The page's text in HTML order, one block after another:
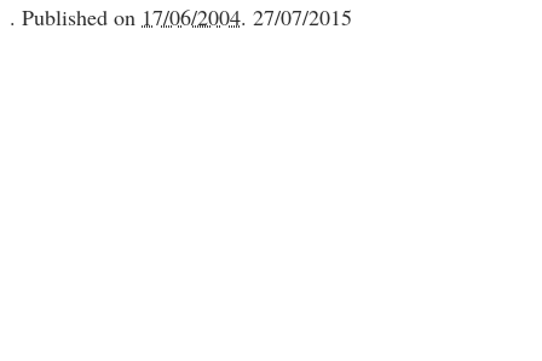
. Published on 17/06/2004. 27/07/2015